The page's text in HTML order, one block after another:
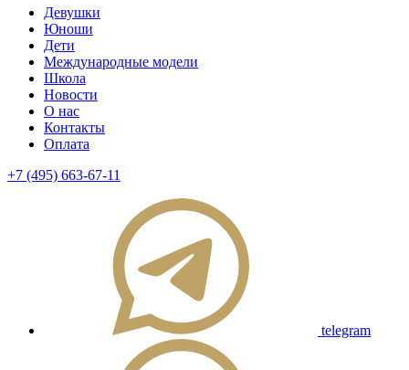
Девушки
Юноши
Дети
Международные модели
Школа
Новости
О нас
Контакты
Оплата
+7 (495) 663-67-11
telegram